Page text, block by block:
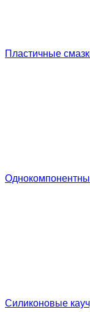
Пластичные
Силиконовые